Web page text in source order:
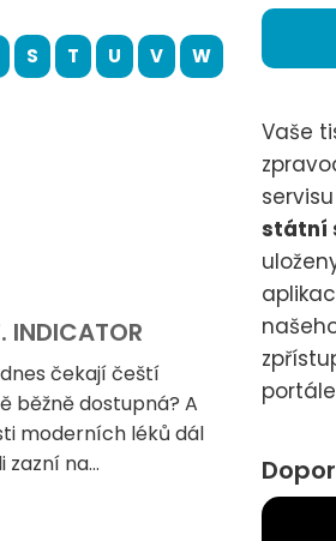
S T U V
W
dnes čekají čeští
běžně dostupná? A
moderních léků dál
na...
Vaše
státní